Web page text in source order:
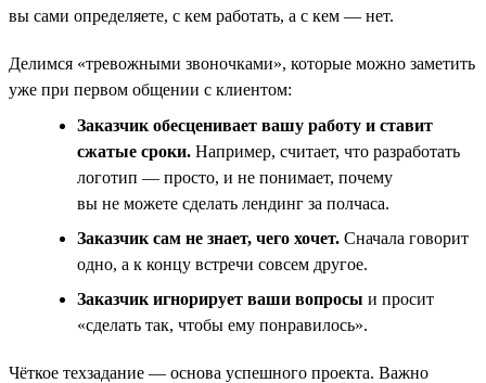
вы сами определяете, с кем работать, а с кем — нет.
Делимся «тревожными звоночками», которые можно заметить
уже при первом общении с клиентом:
Заказчик обесценивает вашу работу и ставит
сжатые сроки. Например, считает, что разработать
логотип — просто, и не понимает, почему
вы не можете сделать лендинг за полчаса.
Заказчик сам не знает, чего хочет. Сначала говорит
одно, а к концу встречи совсем другое.
Заказчик игнорирует ваши вопросы и просит
«сделать так, чтобы ему понравилось».
Чёткое техзадание — основа успешного проекта. Важно